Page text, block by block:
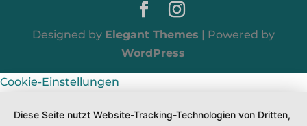
Designed by Elegant Themes | Powered by
WordPress
Cookie-Einstellungen
Diese Seite nutzt Website-Tracking-Technologien von Dritten,